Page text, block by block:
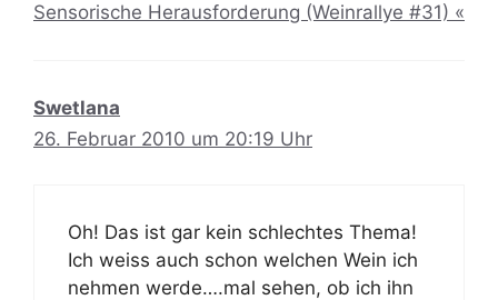
Sensorische Herausforderung (Weinrallye #31) «
Swetlana
26. Februar 2010 um 20:19 Uhr
Oh! Das ist gar kein schlechtes Thema!
Ich weiss auch schon welchen Wein ich
nehmen werde….mal sehen, ob ich ihn